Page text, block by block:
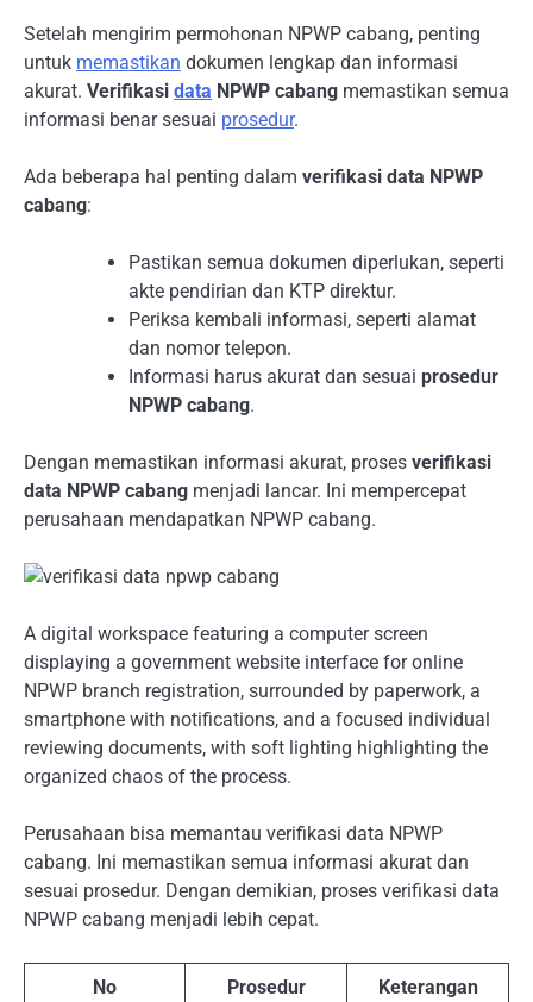
Setelah mengirim permohonan NPWP cabang, penting
untuk memastikan dokumen lengkap dan informasi
akurat. Verifikasi data NPWP cabang memastikan semua
informasi benar sesuai prosedur.
Ada beberapa hal penting dalam verifikasi data NPWP
cabang:
Pastikan semua dokumen diperlukan, seperti
akte pendirian dan KTP direktur.
Periksa kembali informasi, seperti alamat
dan nomor telepon.
Informasi harus akurat dan sesuai prosedur
NPWP cabang.
Dengan memastikan informasi akurat, proses verifikasi
data NPWP cabang menjadi lancar. Ini mempercepat
perusahaan mendapatkan NPWP cabang.
A digital workspace featuring a computer screen
displaying a government website interface for online
NPWP branch registration, surrounded by paperwork, a
smartphone with notifications, and a focused individual
reviewing documents, with soft lighting highlighting the
organized chaos of the process.
Perusahaan bisa memantau verifikasi data NPWP
cabang. Ini memastikan semua informasi akurat dan
sesuai prosedur. Dengan demikian, proses verifikasi data
NPWP cabang menjadi lebih cepat.
No Prosedur Keterangan